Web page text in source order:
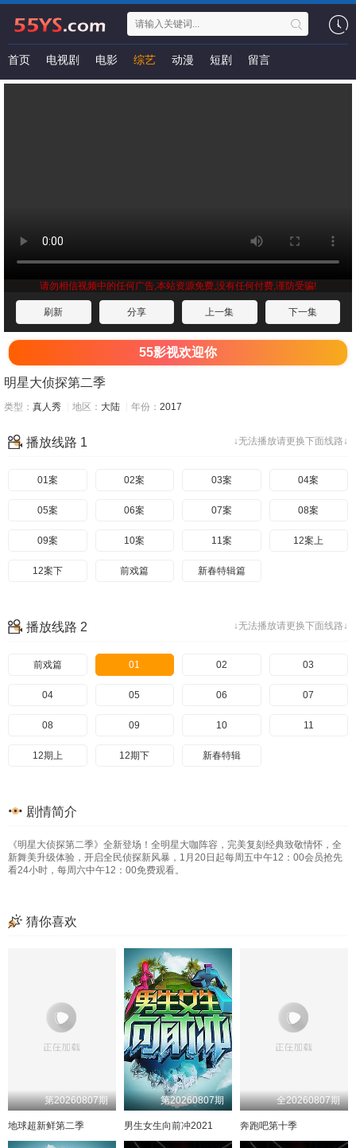
首页 电视剧 电影 综艺 动漫 短剧 留言
请勿相信视频中的任何广告,本站资源免费,没有任何付费,谨防受骗!
刷新 分享 上一集 下一集
55影视欢迎你
明星大侦探第二季
类型： 真人秀 地区： 大陆 年份： 2017
↓无法播放请更换下面线路↓
播放线路 1
01案 02案 03案 04案
05案 06案 07案 08案
09案 10案 11案 12案上
12案下 前戏篇 新春特辑篇
↓无法播放请更换下面线路↓
播放线路 2
前戏篇 01 02 03
04 05 06 07
08 09 10 11
12期上 12期下 新春特辑
剧情简介
《明星大侦探第二季》全新登场！全明星大咖阵容，完美复刻经典致敬情怀，全
新舞美升级体验，开启全民侦探新风暴，1月20日起每周五中午12：00会员抢先
看24小时，每周六中午12：00免费观看。
猜你喜欢
第20260807期
地球超新鲜第二季
第20260807期
男生女生向前冲2021
全20260807期
奔跑吧第十季